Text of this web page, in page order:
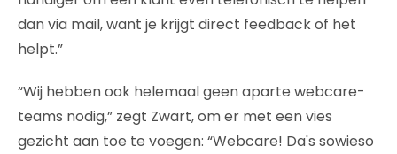
dan via mail, want je krijgt direct feedback of het
helpt.”
“Wij hebben ook helemaal geen aparte webcare-
teams nodig,” zegt Zwart, om er met een vies
gezicht aan toe te voegen: “Webcare! Da's sowieso